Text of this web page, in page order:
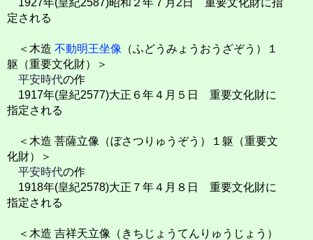
定される
＜木造 不動明王坐像 （ふどうみょうおうざぞう）１
躯（重要文化財）＞
平安時代の作
1917年(皇紀2577)大正６年４月５日 重要文化財に
指定される
＜木造 菩薩立像（ぼさつりゅうぞう）１躯（重要文
化財）＞
平安時代の作
1918年(皇紀2578)大正７年４月８日 重要文化財に
指定される
＜木造 吉祥天立像（きちじょうてんりゅうじょう）